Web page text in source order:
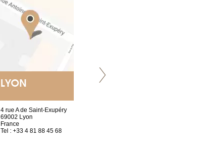
LYON
4 rue A de Saint-Exupéry
69002 Lyon
France
Tel : +33 4 81 88 45 68